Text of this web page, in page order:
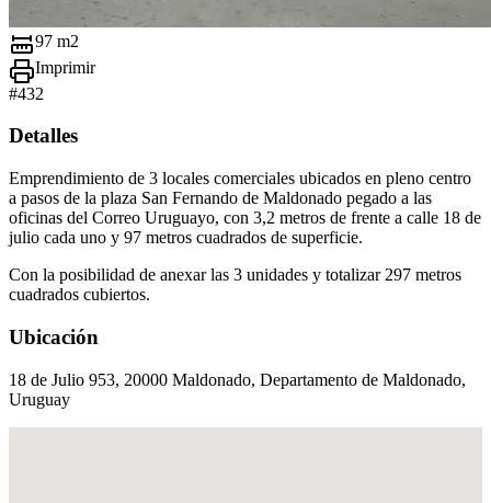
97 m2
Imprimir
#432
Detalles
Emprendimiento de 3 locales comerciales ubicados en pleno centro
a pasos de la plaza San Fernando de Maldonado pegado a las
oficinas del Correo Uruguayo, con 3,2 metros de frente a calle 18 de
julio cada uno y 97 metros cuadrados de superficie.
Con la posibilidad de anexar las 3 unidades y totalizar 297 metros
cuadrados cubiertos.
Ubicación
18 de Julio 953, 20000 Maldonado, Departamento de Maldonado,
Uruguay